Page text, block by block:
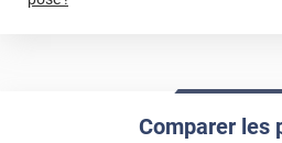
Comparer les